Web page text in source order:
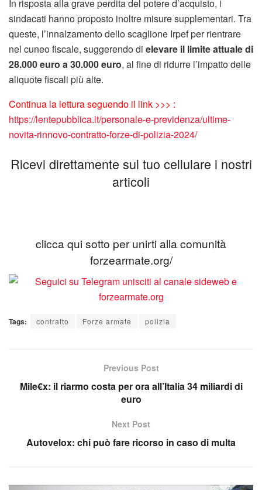
In risposta alla grave perdita del potere d’acquisto, i
sindacati hanno proposto inoltre misure supplementari. Tra
queste, l’innalzamento dello scaglione Irpef per rientrare
nel cuneo fiscale, suggerendo di elevare il limite attuale di
28.000 euro a 30.000 euro, al fine di ridurre l’impatto delle
aliquote fiscali più alte.
Continua la lettura seguendo il link >>> :
https://lentepubblica.it/personale-e-previdenza/ultime-
novita-rinnovo-contratto-forze-di-polizia-2024/
Ricevi direttamente sul tuo cellulare i nostri
articoli
clicca qui sotto per unirti alla comunità
forzearmate.org/
Tags: contratto Forze armate polizia
Previous Post
Mile€x: il riarmo costa per ora all’Italia 34 miliardi di
euro
Next Post
Autovelox: chi può fare ricorso in caso di multa